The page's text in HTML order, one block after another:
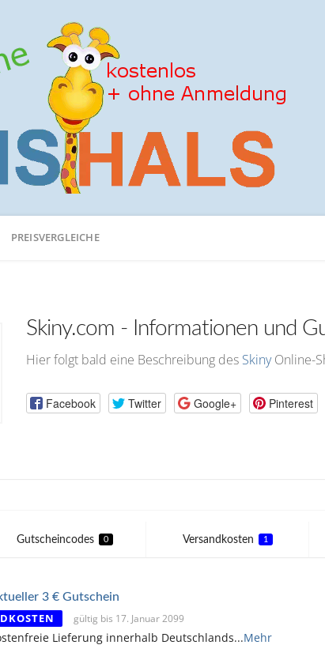
PREISVERGLEICHE
Skiny.com - Informationen und
Hier folgt bald eine Beschreibung des SkinyOnline-
Facebook Twitter Google+ Pinterest
Gutscheincodes 0 Versandkosten 1
3 € Gutschein
gültig bis 17. Januar 2099
Lieferung innerhalb Deutschlands...Mehr